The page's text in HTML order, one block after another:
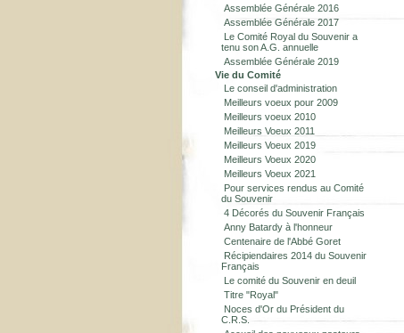
Assemblée Générale 2016
Assemblée Générale 2017
Le Comité Royal du Souvenir a
tenu son A.G. annuelle
Assemblée Générale 2019
Vie du Comité
Le conseil d'administration
Meilleurs voeux pour 2009
Meilleurs voeux 2010
Meilleurs Voeux 2011
Meilleurs Voeux 2019
Meilleurs Voeux 2020
Meilleurs Voeux 2021
Pour services rendus au Comité
du Souvenir
4 Décorés du Souvenir Français
Anny Batardy à l'honneur
Centenaire de l'Abbé Goret
Récipiendaires 2014 du Souvenir
Français
Le comité du Souvenir en deuil
Titre "Royal"
Noces d'Or du Président du
C.R.S.